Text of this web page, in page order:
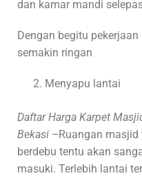
dan kamar mandi
Dengan begitu
semakin ringan
Menyapu lantai
Daftar Harga Karpet
Bekasi –Ruangan
berdebu tentu akan
masuki. Terlebih lantai